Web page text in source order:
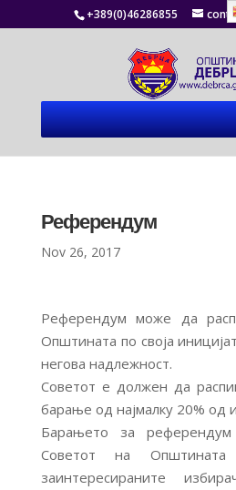
+389(0)46286855
Референдум
Nov 26, 2017
Референдум може да
Општината по своја
негова надлежност.
Советот е должен да
барање од најмалку 20% од
Барањето за
Советот на
заинтересираните